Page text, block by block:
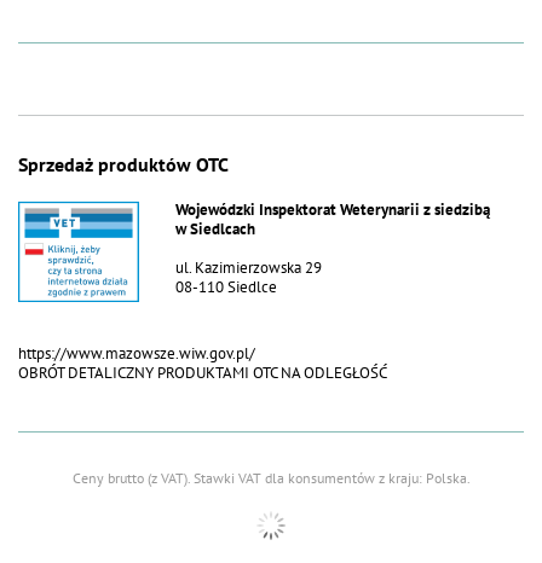
Sprzedaż produktów OTC
Wojewódzki Inspektorat Weterynarii z siedzibą
w Siedlcach
ul. Kazimierzowska 29
08-110 Siedlce
https://www.mazowsze.wiw.gov.pl/
OBRÓT DETALICZNY PRODUKTAMI OTC NA ODLEGŁOŚĆ
Ceny brutto (z VAT). Stawki VAT dla konsumentów z kraju: Polska